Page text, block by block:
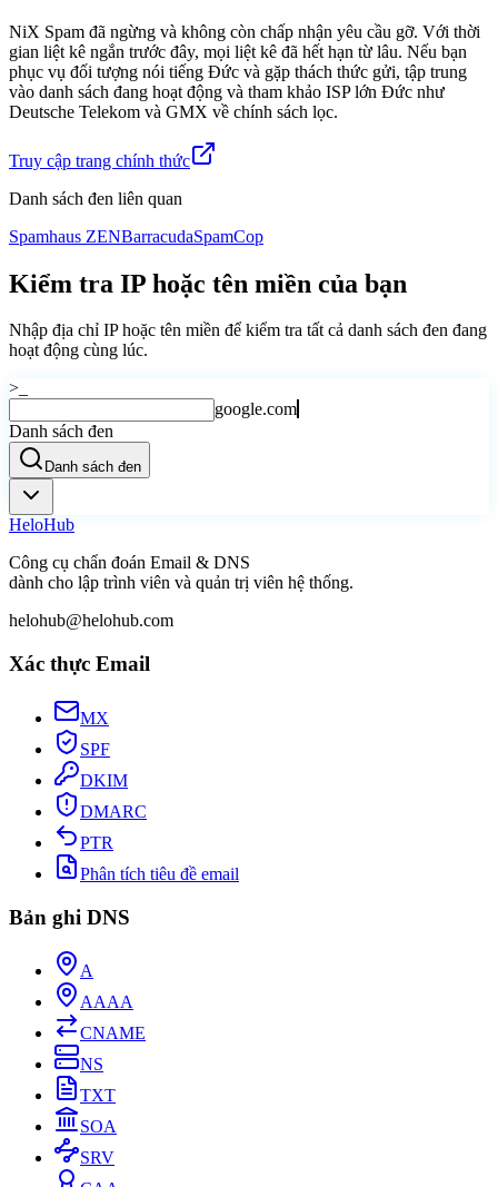
NiX Spam đã ngừng và không còn chấp nhận yêu cầu gỡ. Với thời
gian liệt kê ngắn trước đây, mọi liệt kê đã hết hạn từ lâu. Nếu bạn
phục vụ đối tượng nói tiếng Đức và gặp thách thức gửi, tập trung
vào danh sách đang hoạt động và tham khảo ISP lớn Đức như
Deutsche Telekom và GMX về chính sách lọc.
Truy cập trang chính thức
Danh sách đen liên quan
Spamhaus ZENBarracudaSpamCop
Kiểm tra IP hoặc tên miền của bạn
Nhập địa chỉ IP hoặc tên miền để kiểm tra tất cả danh sách đen đang
hoạt động cùng lúc.
>_
google.com
Danh sách đen
Danh sách đen
HeloHub
Công cụ chẩn đoán Email & DNS
dành cho lập trình viên và quản trị viên hệ thống.
helohub@helohub.com
Xác thực Email
MX
SPF
DKIM
DMARC
PTR
Phân tích tiêu đề email
Bản ghi DNS
A
AAAA
CNAME
NS
TXT
SOA
SRV